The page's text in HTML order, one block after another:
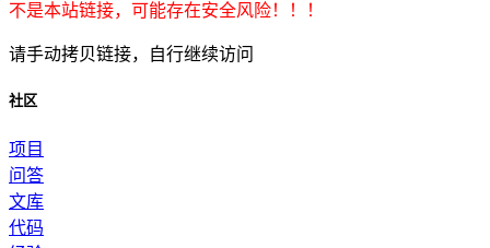
不是本站链接，可能存在安全风险！！！
请手动拷贝链接，自行继续访问
社区
项目
问答
文库
代码